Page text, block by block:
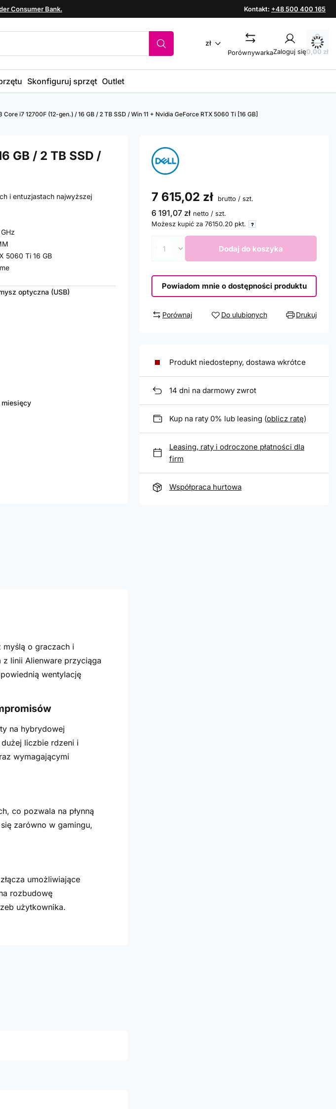
Consumer Bank. Kontakt: +48 500 400 165
zł
PorównywarkaZaloguj się0,00 zł
Skonfiguruj sprzęt Outlet
Core i7 12700F (12-gen.) / 16 GB / 2 TB SSD / Win 11 + Nvidia GeForce RTX 5060 Ti [16 GB]
GB / 2 TB SSD /
i entuzjastach najwyższej
5060 Ti 16 GB
optyczna (USB)
miesięcy
7 615,02 zł brutto / szt.
6 191,07 zł netto / szt.
Możesz kupić za 76150.20 pkt.
Dodaj do koszyka
Powiadom mnie o dostępności produktu
Porównaj Do ulubionych Drukuj
Produkt niedostepny, dostawa wkrótce
14 dni na darmowy zwrot
Kup na raty 0% lub leasing (oblicz ratę)
Leasing, raty i odroczone płatności dla
firm
Współpraca hurtowa
myślą o graczach i
linii Alienware przyciąga
wentylację
na hybrydowej
liczbie rdzeni i
wymagającymi
co pozwala na płynną
zarówno w gamingu,
umożliwiające
rozbudowę
użytkownika.